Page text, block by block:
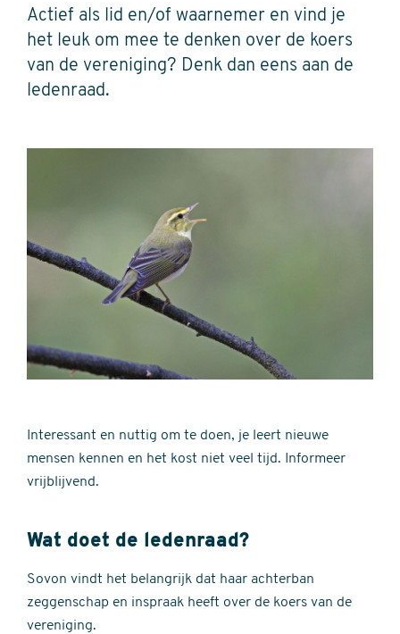
Actief als lid en/of waarnemer en vind je
het leuk om mee te denken over de koers
van de vereniging? Denk dan eens aan de
ledenraad.
Interessant en nuttig om te doen, je leert nieuwe
mensen kennen en het kost niet veel tijd. Informeer
vrijblijvend.
Wat doet de ledenraad?
Sovon vindt het belangrijk dat haar achterban
zeggenschap en inspraak heeft over de koers van de
vereniging.